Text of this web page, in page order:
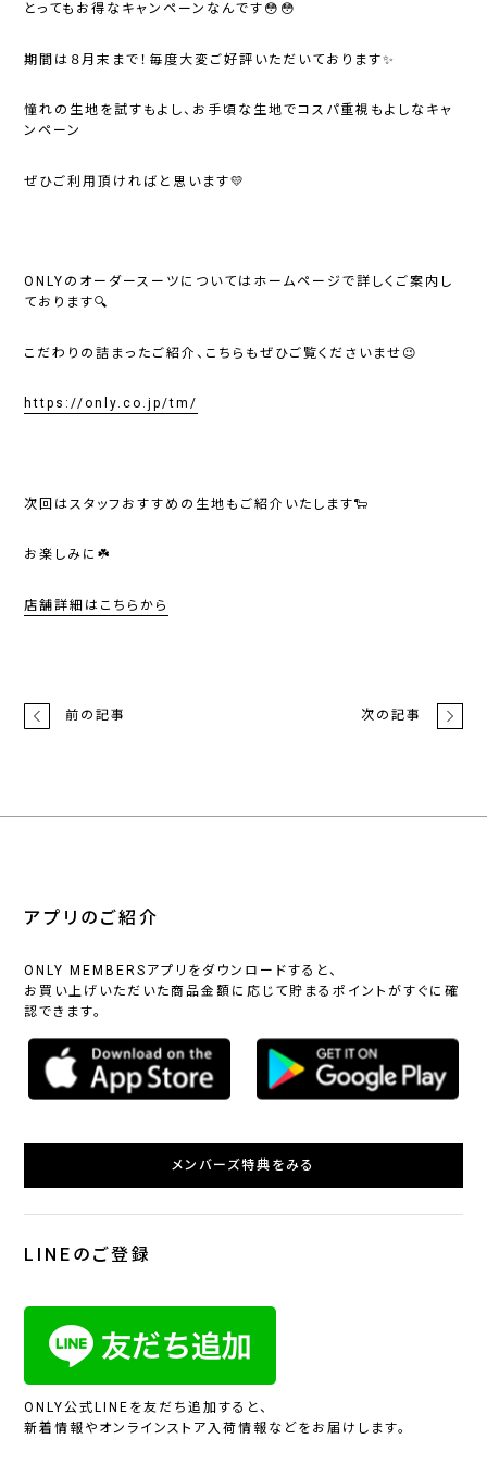
とってもお得なキャンペーンなんです😳😳
期間は８月末まで！毎度大変ご好評いただいております✨
憧れの生地を試すもよし、お手頃な生地でコスパ重視もよしなキャ
ンペーン
ぜひご利用頂ければと思います💛
ONLYのオーダースーツについてはホームページで詳しくご案内し
ております🔍️
こだわりの詰まったご紹介、こちらもぜひご覧くださいませ😉
https://only.co.jp/tm/
次回はスタッフおすすめの生地もご紹介いたします🐑
お楽しみに☘️
店舗詳細はこちらから
前の記事 次の記事
アプリのご紹介
ONLY MEMBERSアプリをダウンロードすると、
お買い上げいただいた商品金額に応じて貯まるポイントがすぐに確
認できます。
メンバーズ特典をみる
LINEのご登録
ONLY公式LINEを友だち追加すると、
新着情報やオンラインストア入荷情報などをお届けします。